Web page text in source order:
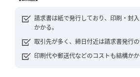
請求書は紙で発行しており、印刷・封
かかる。
取引先が多く、締日付近は請求書発行の
印刷代や郵送代などのコストも結構かか